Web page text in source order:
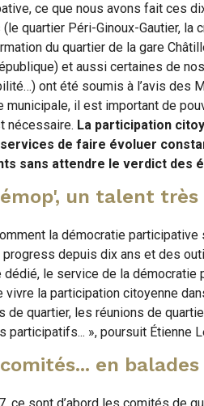
ce que nous avons fait ces
(le quartier Péri-Ginoux-Gautier,
du quartier de la gare
et aussi certaines de
ont été soumis à l’avis des
municipale, il est important de
nécessaire. La participation
de faire évoluer
sans attendre le verdict des
un talent
la démocratie participative
progress depuis dix ans et des
dédié, le service de la démocratie
vivre la participation citoyenne
de quartier, les réunions de
participatifs... », poursuit Étienne
en balades